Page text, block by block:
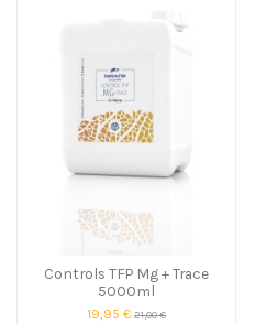
Controls TFP Mg + Trace
5000ml
19,95 €21,00 €